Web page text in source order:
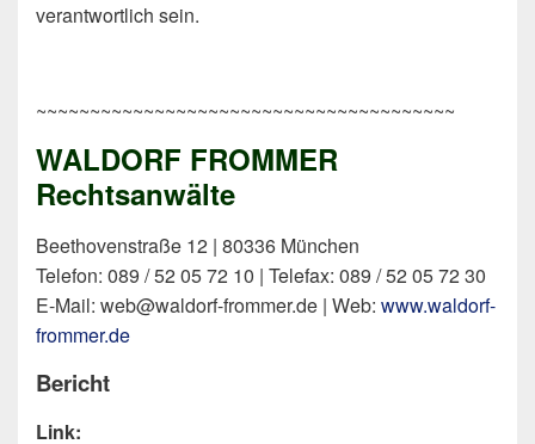
verantwortlich sein.
~~~~~~~~~~~~~~~~~~~~~~~~~~~~~~~~~~~~~~~
WALDORF FROMMER
Rechtsanwälte
Beethovenstraße 12 | 80336 München
Telefon: 089 / 52 05 72 10 | Telefax: 089 / 52 05 72 30
E-Mail: web@waldorf-frommer.de | Web: www.waldorf-
frommer.de
Bericht
Link: